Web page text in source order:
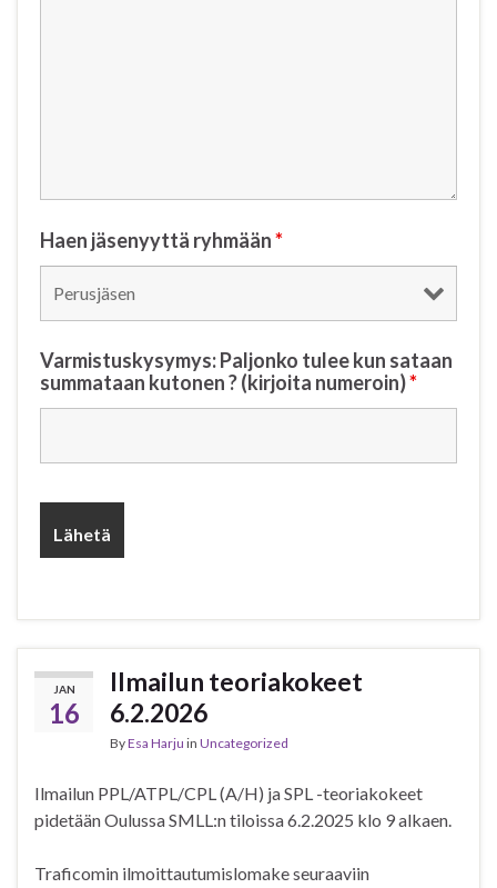
Haen jäsenyyttä ryhmään*
Varmistuskysymys: Paljonko tulee kun sataan
summataan kutonen ? (kirjoita numeroin)*
JAN
16
Ilmailun teoriakokeet
6.2.2026
ByEsa Harju in Uncategorized
Ilmailun PPL/ATPL/CPL (A/H) ja SPL -teoriakokeet
pidetään Oulussa SMLL:n tiloissa 6.2.2025 klo 9 alkaen.
Traficomin ilmoittautumislomake seuraaviin